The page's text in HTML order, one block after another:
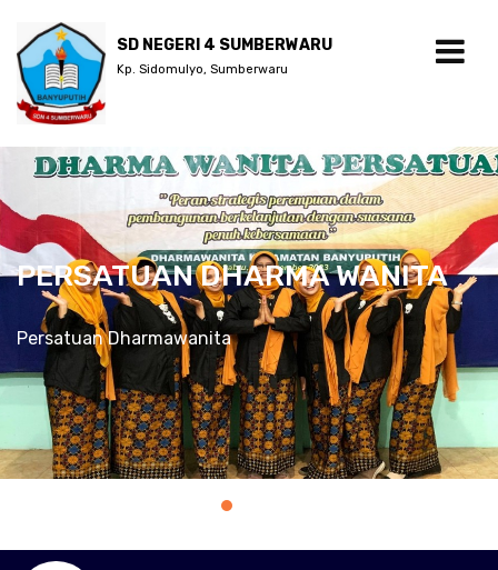
SD NEGERI 4 SUMBERWARU
Kp. Sidomulyo, Sumberwaru
PERSATUAN DHARMA WANITA
Persatuan Dharmawanita